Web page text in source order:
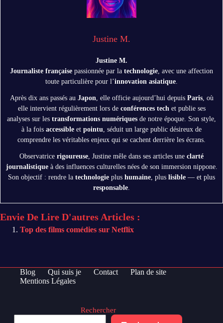
Justine M.
Justine M.
Journaliste française passionnée par la technologie , avec une affection
toute particulière pour l’innovation asiatique
Après dix ans passés au Japon , elle officie aujourd’hui depuis Paris, où
elle intervient régulièrement lors de conférences tech et publie ses
analyses sur les transformations numériques de notre époque. Son style,
à la fois accessible et pointu , séduit un large public désireux de
comprendre les véritables enjeux qui se cachent derrière les écrans.
Observatrice rigoureuse , Justine mêle dans ses articles une clarté
journalistiqueà des influences culturelles nées de son immersion nippone.
Son objectif : rendre la technologie plus humaine , plus lisible — et plus
responsable
Envie De Lire D'autres Articles :
Top des films comédies sur Netflix
Blog Qui suis je Contact
Plan de site
Mentions Légales
Rechercher